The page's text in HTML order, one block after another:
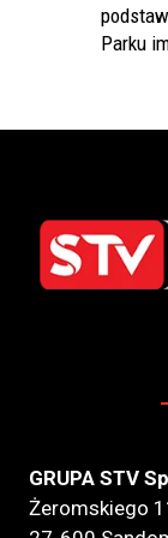
Parku
GRUPA STV
Żeromskiego